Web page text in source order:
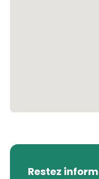
Restez